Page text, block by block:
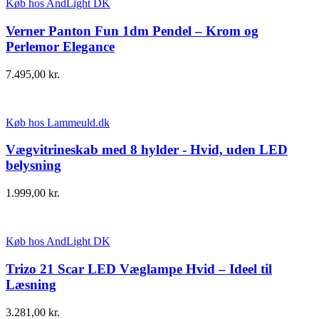
Køb hos AndLight DK
Verner Panton Fun 1dm Pendel – Krom og
Perlemor Elegance
7.495,00 kr.
Køb hos Lammeuld.dk
Vægvitrineskab med 8 hylder - Hvid, uden LED
belysning
1.999,00 kr.
Køb hos AndLight DK
Trizo 21 Scar LED Væglampe Hvid – Ideel til
Læsning
3.281,00 kr.